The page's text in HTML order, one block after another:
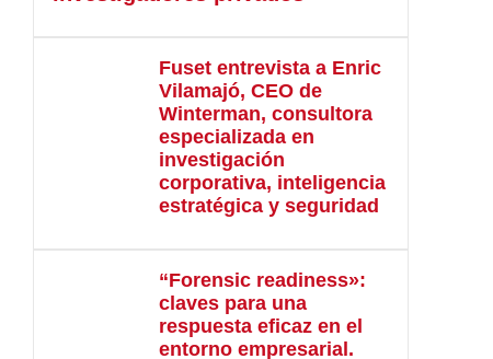
Fuset entrevista a Enric
Vilamajó, CEO de
Winterman, consultora
especializada en
investigación
corporativa, inteligencia
estratégica y seguridad
“Forensic readiness»:
claves para una
respuesta eficaz en el
entorno empresarial.